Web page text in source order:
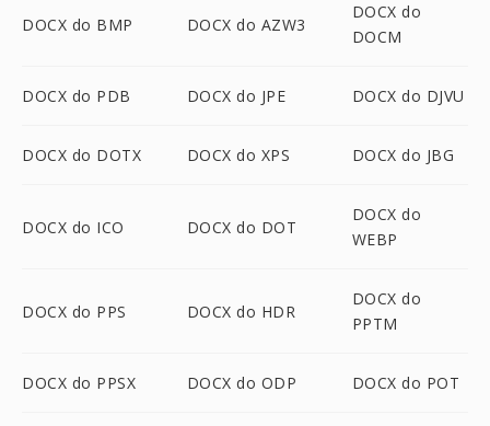
DOCX do BMP DOCX do AZW3
DOCX do
DOCM
DOCX do PDB DOCX do JPE DOCX do DJVU
DOCX do DOTX DOCX do XPS DOCX do JBG
DOCX do ICO DOCX do DOT
DOCX do
WEBP
DOCX do PPS DOCX do HDR
DOCX do
PPTM
DOCX do PPSX DOCX do ODP DOCX do POT